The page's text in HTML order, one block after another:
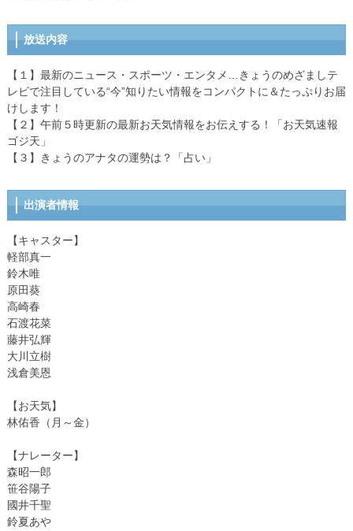
放送内容
【１】最新のニュース・スポーツ・エンタメ…きょうのめざましテ
レビで注目している“今”知りたい情報をコンパクトに＆たっぷりお届
けします！
【２】午前５時更新の最新お天気情報をお伝えする！「お天気速報
ゴジ天」
【３】きょうのアナタの運勢は？「占い」
出演者情報
【キャスター】
軽部真一
鈴木唯
原田葵
高崎春
石渡花菜
藤井弘輝
大川立樹
浅倉美恩
【お天気】
林佑香（月～金）
【ナレーター】
森昭一郎
笹谷陽子
國井千聖
鈴夏あや